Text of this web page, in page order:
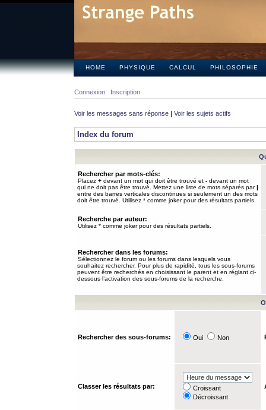
HOME PHYSIQUE CALCUL PHILOSOPHIE
Connexion Inscription
Voir les messages sans réponse | Voir les sujets actifs
Index du forum
Rechercher par mots-clés:
Placez + devant un mot qui doit être trouvé et - devant un mot
qui ne doit pas être trouvé. Mettez une liste de mots séparés par|
entre des barres verticales discontinues si seulement un des mots
doit être trouvé. Utilisez * comme joker pour des résultats partiels.
Recherche par auteur:
Utilisez * comme joker pour des résultats partiels.
Rechercher dans les forums:
Sélectionnez le forum ou les forums dans lesquels vous
souhaitez rechercher. Pour plus de rapidité, tous les sous-forums
peuvent être recherchés en choisissant le parent et en réglant ci-
dessous l’activation des sous-forums de la recherche.
Rechercher des sous-forums: Oui Non
Classer les résultats par:
Croissant
Décroissant